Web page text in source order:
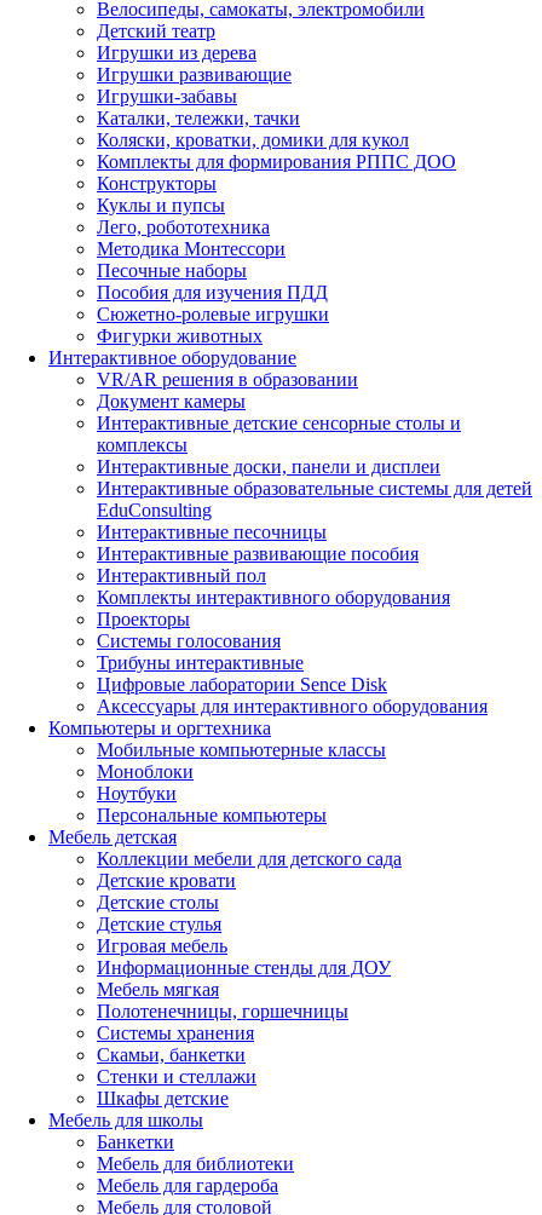
Велосипеды, самокаты, электромобили
Детский театр
Игрушки из дерева
Игрушки развивающие
Игрушки-забавы
Каталки, тележки, тачки
Коляски, кроватки, домики для кукол
Комплекты для формирования РППС ДОО
Конструкторы
Куклы и пупсы
Лего, робототехника
Методика Монтессори
Песочные наборы
Пособия для изучения ПДД
Сюжетно-ролевые игрушки
Фигурки животных
Интерактивное оборудование
VR/AR решения в образовании
Документ камеры
Интерактивные детские сенсорные столы и
комплексы
Интерактивные доски, панели и дисплеи
Интерактивные образовательные системы для детей
EduConsulting
Интерактивные песочницы
Интерактивные развивающие пособия
Интерактивный пол
Комплекты интерактивного оборудования
Проекторы
Системы голосования
Трибуны интерактивные
Цифровые лаборатории Sence Disk
Аксессуары для интерактивного оборудования
Компьютеры и оргтехника
Мобильные компьютерные классы
Моноблоки
Ноутбуки
Персональные компьютеры
Мебель детская
Коллекции мебели для детского сада
Детские кровати
Детские столы
Детские стулья
Игровая мебель
Информационные стенды для ДОУ
Мебель мягкая
Полотенечницы, горшечницы
Системы хранения
Скамьи, банкетки
Стенки и стеллажи
Шкафы детские
Мебель для школы
Банкетки
Мебель для библиотеки
Мебель для гардероба
Мебель для столовой